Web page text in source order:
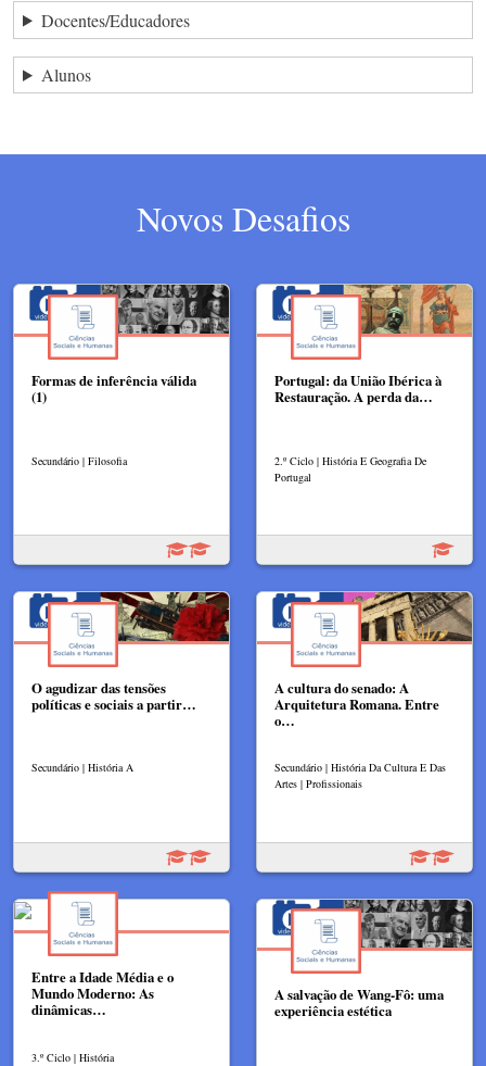
Docentes/Educadores
Alunos
Novos Desafios
Formas de inferência válida
(1)
Secundário | Filosofia
Portugal: da União Ibérica à
Restauração. A perda da…
2.º Ciclo | História E Geografia De
Portugal
O agudizar das tensões
políticas e sociais a partir…
Secundário | História A
A cultura do senado: A
Arquitetura Romana. Entre
o…
Secundário | História Da Cultura E Das
Artes | Profissionais
Entre a Idade Média e o
Mundo Moderno: As
dinâmicas…
3.º Ciclo | História
A salvação de Wang-Fô: uma
experiência estética